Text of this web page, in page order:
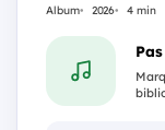
Album 2026 4 min